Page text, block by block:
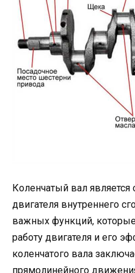
Коленчатый вал
двигателя внутреннего
важных функций,
работу двигателя и его
коленчатого вала
прямолинейного